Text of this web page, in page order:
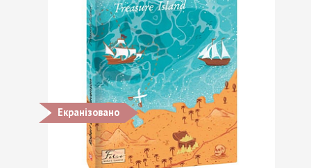
Екранізовано